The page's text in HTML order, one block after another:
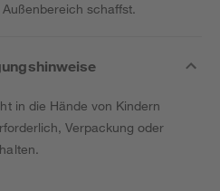
schaffst.
in die Hände von Kindern
Verpackung oder